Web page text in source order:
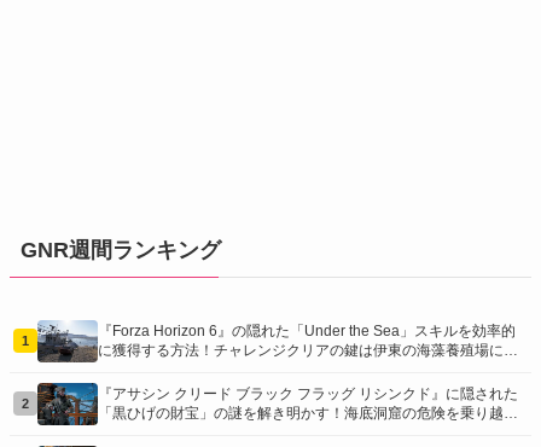
GNR週間ランキング
1
『Forza Horizon 6』の隠れた「Under the Sea」スキルを効率的
に獲得する方法！チャレンジクリアの鍵は伊東の海藻養殖場にあ
2
『アサシン クリード ブラック フラッグ リシンクド』に隠された
「黒ひげの財宝」の謎を解き明かす！海底洞窟の危険を乗り越